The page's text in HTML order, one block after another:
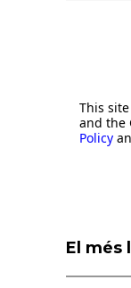
This
and the
Policy
El més